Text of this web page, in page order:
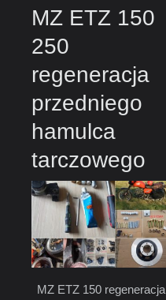
MZ ETZ 150
250
regeneracja
przedniego
hamulca
tarczowego
MZ ETZ 150 regeneracja